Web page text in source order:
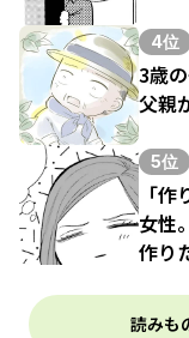
4位
3歳
父親
5位
「
女性
作り
読みも